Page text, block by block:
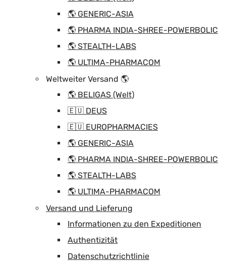
🌎 GENERIC-ASIA
🌎 PHARMA INDIA-SHREE-POWERBOLIC
🌎 STEALTH-LABS
🌎 ULTIMA-PHARMACOM
Weltweiter Versand 🌎
🌎 BELIGAS (Welt)
🇪🇺 DEUS
🇪🇺 EUROPHARMACIES
🌎 GENERIC-ASIA
🌎 PHARMA INDIA-SHREE-POWERBOLIC
🌎 STEALTH-LABS
🌎 ULTIMA-PHARMACOM
Versand und Lieferung
Informationen zu den Expeditionen
Authentizität
Datenschutzrichtlinie